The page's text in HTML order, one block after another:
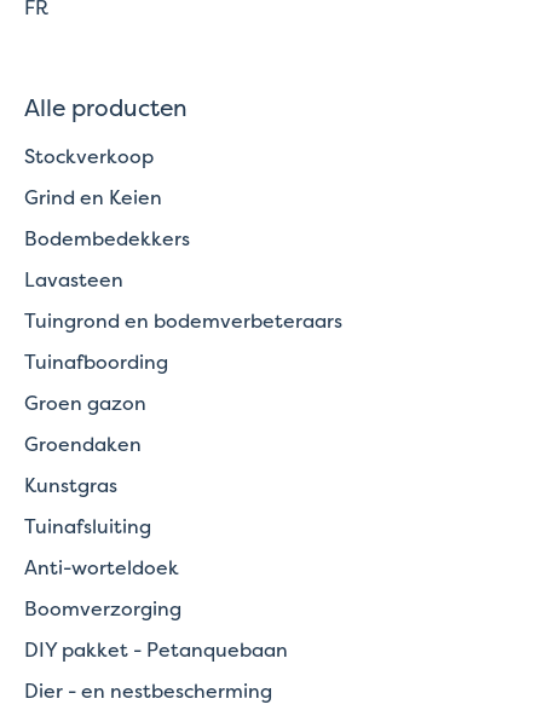
FR
Alle producten
Stockverkoop
Grind en Keien
Bodembedekkers
Lavasteen
Tuingrond en bodemverbeteraars
Tuinafboording
Groen gazon
Groendaken
Kunstgras
Tuinafsluiting
Anti-worteldoek
Boomverzorging
DIY pakket - Petanquebaan
Dier - en nestbescherming